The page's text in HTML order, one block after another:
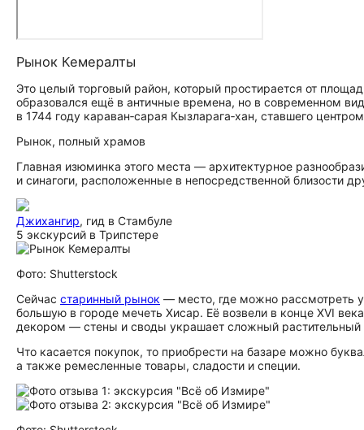
Рынок Кемералты
Это целый торговый район, который простирается от
образовался ещё в античные времена, но в современном
в 1744 году караван‑сарая Кызларага‑хан, ставшего
Рынок, полный храмов
Главная изюминка этого места — архитектурное
и синагоги, расположенные в непосредственной близости
Джихангир, гид в Стамбуле
5 экскурсий в Трипстере
Фото: Shutterstock
Сейчас старинный рынок — место, где можно рассмотреть
большую в городе мечеть Хисар. Её возвели в конце XVI
декором — стены и своды украшает сложный растительный
Что касается покупок, то приобрести на базаре можно
а также ремесленные товары, сладости и специи.